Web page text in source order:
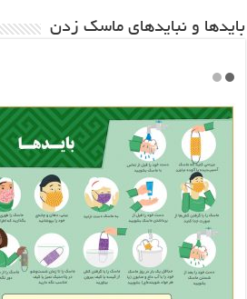
باید‌ها و نبایدهای ماسک زدن